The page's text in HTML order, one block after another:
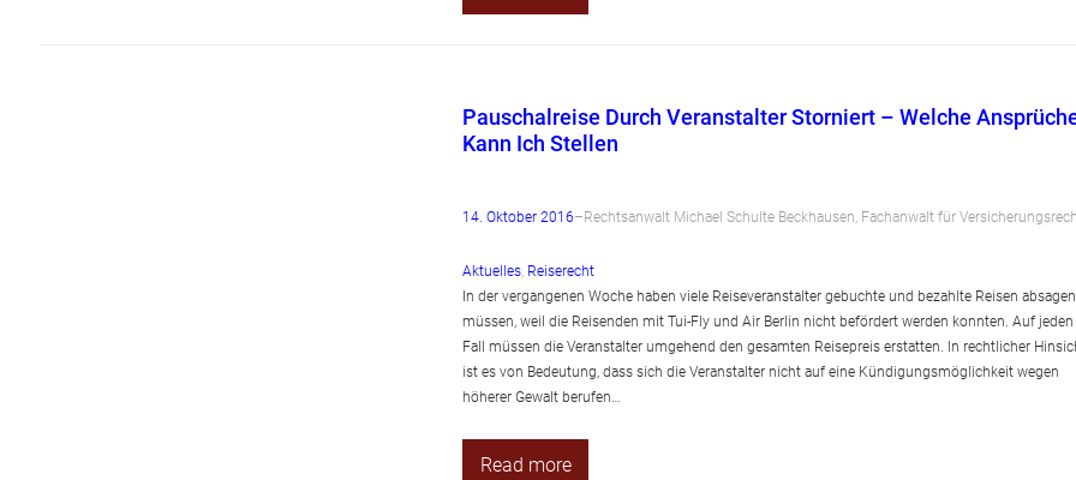
Pauschalreise Durch Veranstalter Storniert – Welche
Kann Ich Stellen
14. Oktober 2016–Rechtsanwalt Michael Schulte Beckhausen, Fachanwalt für
Aktuelles, Reiserecht
In der vergangenen Woche haben viele Reiseveranstalter gebuchte und bezahlte Reisen absagen
müssen, weil die Reisenden mit Tui-Fly und Air Berlin nicht befördert werden konnten. Auf jeden
Fall müssen die Veranstalter umgehend den gesamten Reisepreis erstatten. In rechtlicher
ist es von Bedeutung, dass sich die Veranstalter nicht auf eine Kündigungsmöglichkeit wegen
höherer Gewalt berufen…
Read more